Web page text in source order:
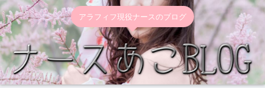
アラフィフ現役ナースのブログ